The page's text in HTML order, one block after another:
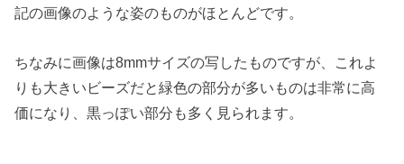
記の画像のような姿のものがほとんどです。
ちなみに画像は8mmサイズの写したものですが、これよ
りも大きいビーズだと緑色の部分が多いものは非常に高
価になり、黒っぽい部分も多く見られます。